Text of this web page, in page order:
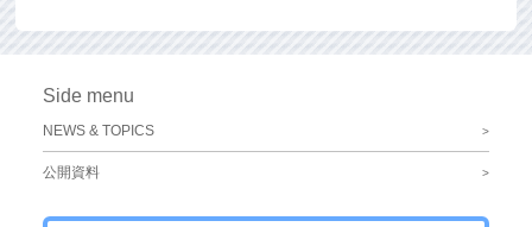
Side menu
NEWS & TOPICS
公開資料